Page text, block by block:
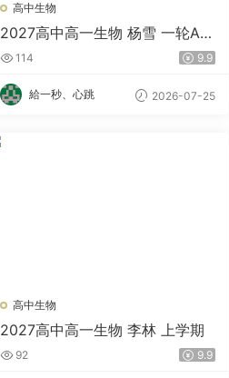
高中生物
2027高中高一生物 杨雪 一轮A
+暑假班
114 9.9
給一秒、心跳 2026-07-25
高中生物
2027高中高一生物 李林 上学期
92 9.9